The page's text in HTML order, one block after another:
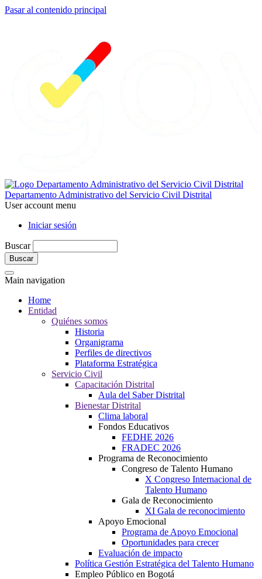
Pasar al contenido principal
Departamento Administrativo del Servicio Civil Distrital
User account menu
Iniciar sesión
Buscar
Main navigation
Home
Entidad
Quiénes somos
Historia
Organigrama
Perfiles de directivos
Plataforma Estratégica
Servicio Civil
Capacitación Distrital
Aula del Saber Distrital
Bienestar Distrital
Clima laboral
Fondos Educativos
FEDHE 2026
FRADEC 2026
Programa de Reconocimiento
Congreso de Talento Humano
X Congreso Internacional de
Talento Humano
Gala de Reconocimiento
XI Gala de reconocimiento
Apoyo Emocional
Programa de Apoyo Emocional
Oportunidades para crecer
Evaluación de impacto
Política Gestión Estratégica del Talento Humano
Empleo Público en Bogotá